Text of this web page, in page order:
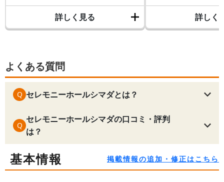
詳しく見る 詳しく
よくある質問
Q セレモニーホールシマダとは？
Q
セレモニーホールシマダの口コミ・評判
は？
基本情報 掲載情報の追加・修正はこちら